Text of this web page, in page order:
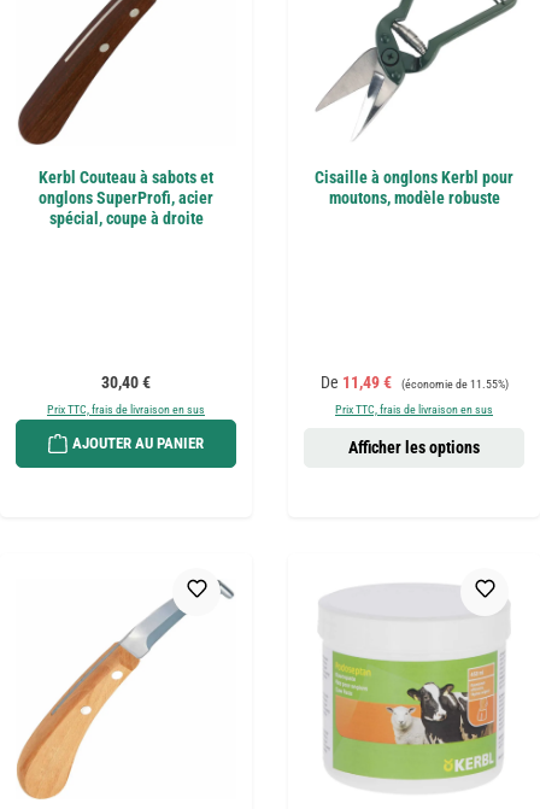
Kerbl Couteau à sabots et
onglons SuperProfi, acier
spécial, coupe à droite
Prix régulier :
30,40 €
Prix TTC, frais de livraison en sus
AJOUTER AU PANIER
Cisaille à onglons Kerbl pour
moutons, modèle robuste
Prix de vente :
De 11,49 € Prix régulier :
(économie de 11.55%)
Prix TTC, frais de livraison en sus
Afficher les options